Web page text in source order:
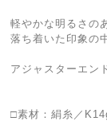
軽やかな明るさの
落ち着いた印象の
アジャスターエン
□素材：絹糸／